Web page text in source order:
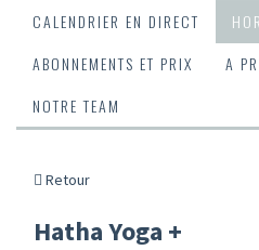
CALENDRIER EN DIRECT
ABONNEMENTS ET PRIX
A
NOTRE TEAM
Retour
Hatha Yoga +